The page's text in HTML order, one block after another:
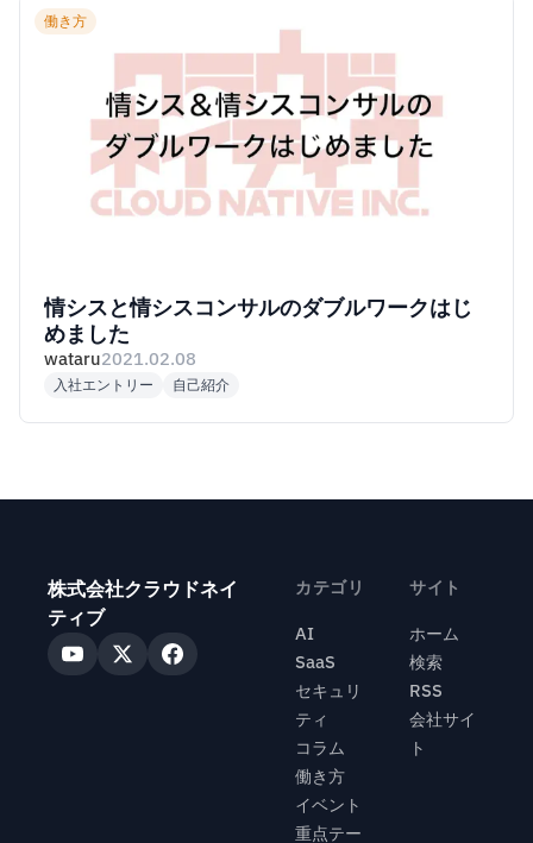
働き方
情シスと情シスコンサルのダブルワークはじ
めました
wataru2021.02.08
入社エントリー 自己紹介
株式会社クラウドネイ
ティブ
カテゴリ
AI
SaaS
セキュリ
ティ
コラム
働き方
イベント
重点テー
サイト
ホーム
検索
RSS
会社サイ
ト